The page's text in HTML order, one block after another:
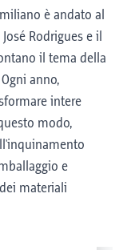
è andato al
Rodrigues e il
il tema della
anno,
intere
modo,
e
materiali